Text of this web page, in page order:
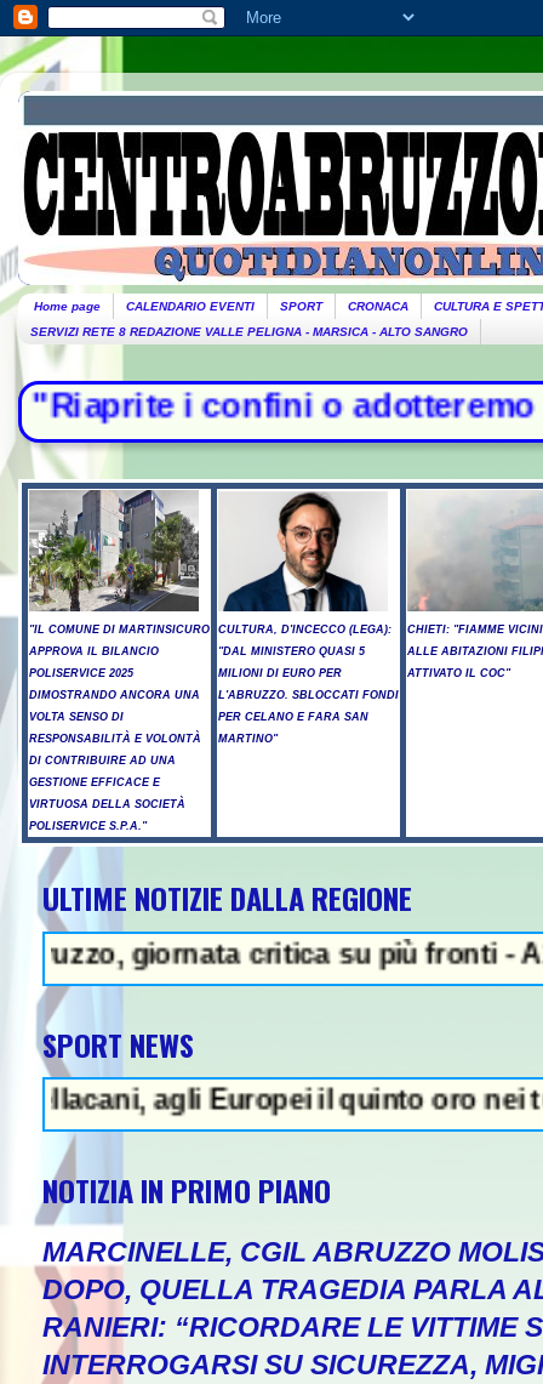
Home page CALENDARIO EVENTI SPORT CRONACA
CULTURA E
SERVIZI RETE 8 REDAZIONE VALLE PELIGNA - MARSICA - ALTO SANGRO
i confini o adotteremo
"IL COMUNE DI MARTINSICURO
APPROVA IL BILANCIO
POLISERVICE 2025
DIMOSTRANDO ANCORA UNA
VOLTA SENSO DI
RESPONSABILITÀ E VOLONTÀ
DI CONTRIBUIRE AD UNA
GESTIONE EFFICACE E
VIRTUOSA DELLA SOCIETÀ
POLISERVICE S.P.A."
CULTURA, D'INCECCO (LEGA):
"DAL MINISTERO QUASI 5
MILIONI DI EURO PER
L'ABRUZZO. SBLOCCATI FONDI
PER CELANO E FARA SAN
MARTINO"
CHIETI: "FIAMME
ALLE ABITAZIONI
ATTIVATO IL COC"
ULTIME NOTIZIE DALLA REGIONE
giornata critica su più fronti - A14,
SPORT NEWS
agli Europei il quinto oro nei tuffi
NOTIZIA IN PRIMO PIANO
MARCINELLE, CGIL ABRUZZO
DOPO, QUELLA TRAGEDIA PARLA
RANIERI: “RICORDARE LE VITTIME
INTERROGARSI SU SICUREZZA,
- Sparatoria in una scuola a